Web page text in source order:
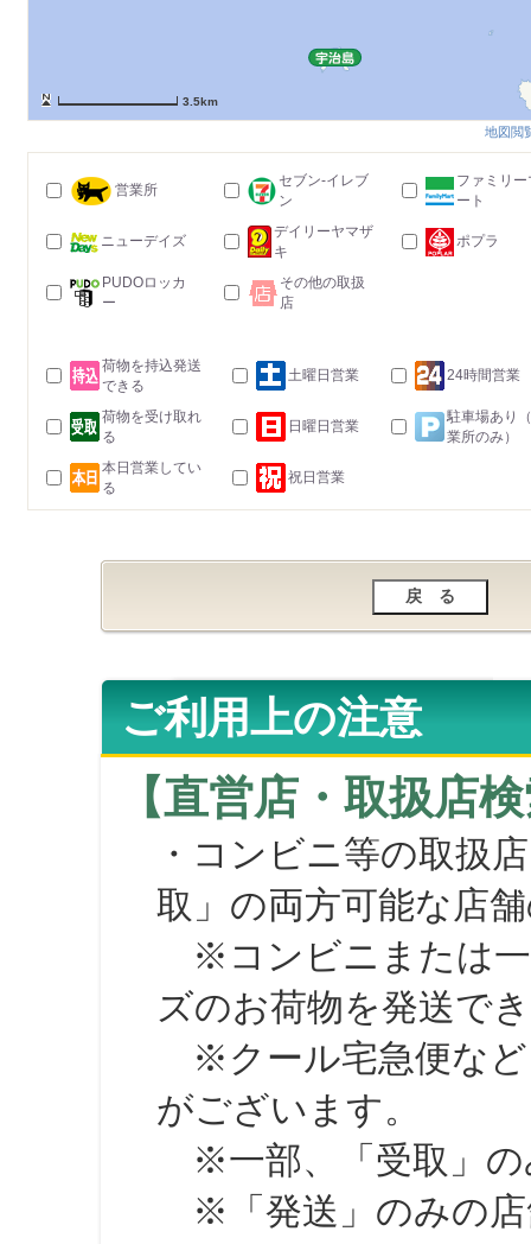
3.5km
地図閲
営業所
セブン-イレブ
ン
ファミリー
ート
ニューデイズ
デイリーヤマザ
キ
ポプラ
PUDOロッカ
ー
その他の取扱
店
荷物を持込発送
できる
土曜日営業 24時間営業
荷物を受け取れ
る
日曜日営業
駐車場あり
業所のみ）
本日営業してい
る
祝日営業
ご利用上の注意
【直営店・取扱店
・コンビニ等の取扱
取」の両方可能な店
※コンビニまたは一
ズのお荷物を発送で
※クール宅急便など
がございます。
※一部、「受取」の
※「発送」のみの店